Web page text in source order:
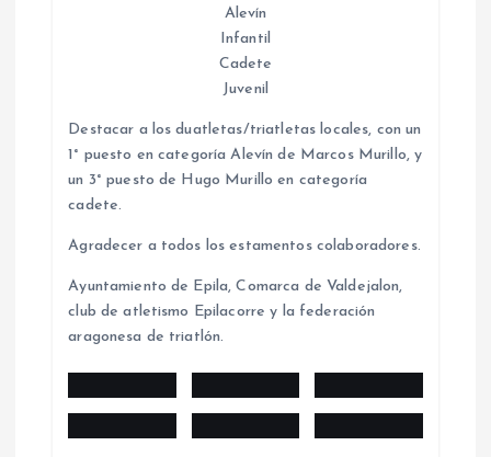
Alevín
Infantil
Cadete
Juvenil
Destacar a los duatletas/triatletas locales, con un
1° puesto en categoría Alevín de Marcos Murillo, y
un 3° puesto de Hugo Murillo en categoría
cadete.
Agradecer a todos los estamentos colaboradores.
Ayuntamiento de Epila, Comarca de Valdejalon,
club de atletismo Epilacorre y la federación
aragonesa de triatlón.